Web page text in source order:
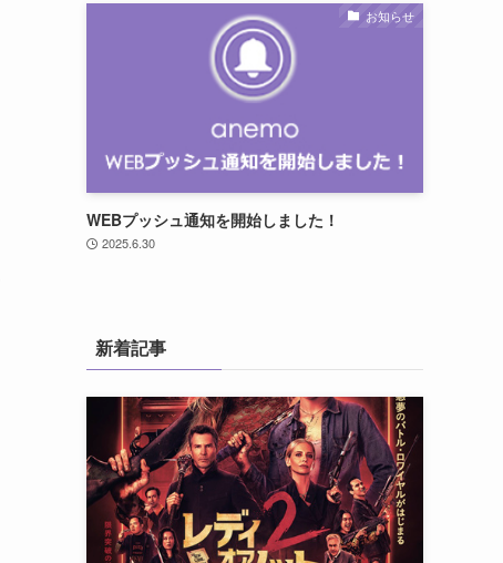
お知らせ
WEBプッシュ通知を開始しました！
2025.6.30
新着記事